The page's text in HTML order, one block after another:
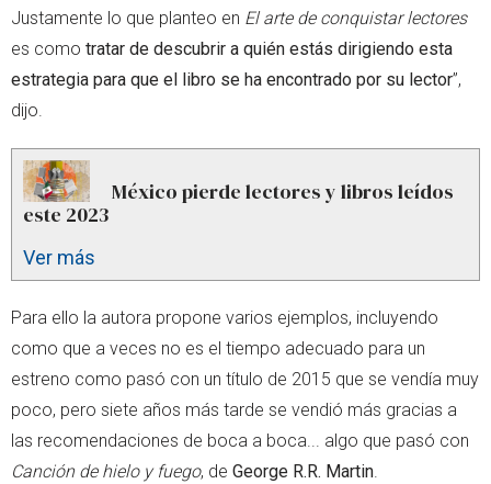
Justamente lo que planteo en El arte de conquistar lectores
es como tratar de descubrir a quién estás dirigiendo esta
estrategia para que el libro se ha encontrado por su lector”,
dijo.
México pierde lectores y libros leídos
este 2023
Ver más
Para ello la autora propone varios ejemplos, incluyendo
como que a veces no es el tiempo adecuado para un
estreno como pasó con un título de 2015 que se vendía muy
poco, pero siete años más tarde se vendió más gracias a
las recomendaciones de boca a boca... algo que pasó con
Canción de hielo y fuego, de George R.R. Martin.